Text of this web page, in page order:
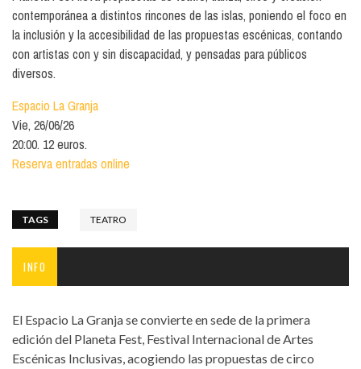
contemporánea a distintos rincones de las islas, poniendo el foco en
la inclusión y la accesibilidad de las propuestas escénicas, contando
con artistas con y sin discapacidad, y pensadas para públicos
diversos.
Espacio La Granja
Vie, 26/06/26
20:00. 12 euros.
Reserva entradas online
TAGS TEATRO
INFO
El Espacio La Granja se convierte en sede de la primera
edición del Planeta Fest, Festival Internacional de Artes
Escénicas Inclusivas, acogiendo las propuestas de circo